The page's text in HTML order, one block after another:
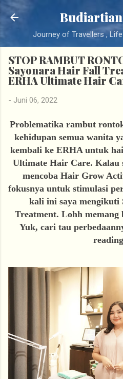
Langsung ke
Journey of Travellers ,
STOP RAMBUT
Sayonara Hair Fall
ERHA Ultimate Hair
- Juni 06, 2022
Problematika rambut
kehidupan semua wanita
kembali ke ERHA untuk
Ultimate Hair Care. Kalau
mencoba Hair Grow
fokusnya untuk stimulasi
kali ini saya mengikuti
Treatment. Lohh memang
Yuk, cari tau